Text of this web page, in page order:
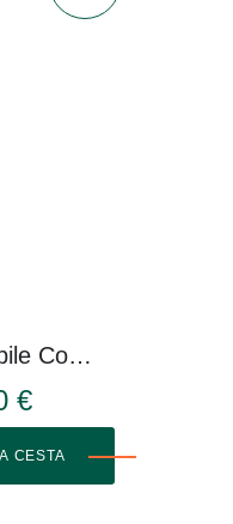
Estantería Compile Configuración 3
€
CESTA